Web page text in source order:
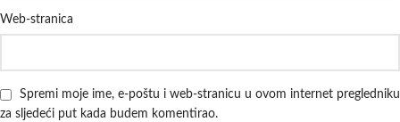
Web-stranica
Spremi moje ime, e-poštu i web-stranicu u ovom internet pregledniku
za sljedeći put kada budem komentirao.